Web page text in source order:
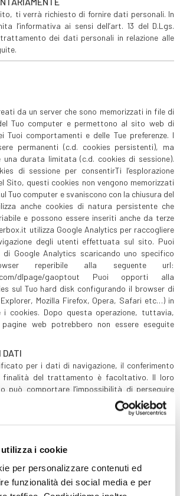
i cookie
per personalizzare contenuti ed
funzionalità dei social media e per
ti verrà richiesto di fornire dati personali. In
l’informativa ai sensi dell’art. 13 del D.Lgs.
dei dati personali in relazione alle
da un server che sono memorizzati in file di
Tuo computer e permettono al sito web di
Tuoi comportamenti e delle Tue preferenze. I
permanenti (c.d. cookies persistenti), ma
una durata limitata (c.d. cookies di sessione).
di sessione per consentirTi l’esplorazione
Sito, questi cookies non vengono memorizzati
Tuo computer e svaniscono con la chiusura del
anche cookies di natura persistente che
e possono essere inseriti anche da terze
utilizza Google Analytics per raccogliere
degli utenti effettuata sul sito. Puoi
Google Analytics scaricando uno specifico
reperibile alla seguente url:
dlpage/gaoptout Puoi opporti alla
sul Tuo hard disk configurando il browser di
Mozilla Firefox, Opera, Safari etc…) in
cookies. Dopo questa operazione, tuttavia,
pagine web potrebbero non essere eseguite
DATI
per i dati di navigazione, il conferimento
del trattamento è facoltativo. Il loro
può comportare l’impossibilità di perseguire
TRATTAMENTO E
DEI DATI